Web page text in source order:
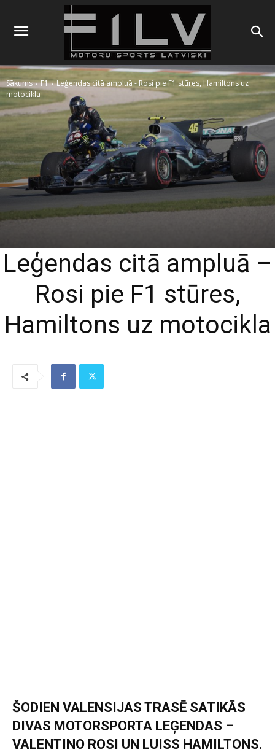
Sākums F1
Leģendas citā ampluā - Rosi pie F1 stūres, Hamiltons uz
motocikla
Leģendas citā ampluā –
Rosi pie F1 stūres,
Hamiltons uz motocikla
ŠODIEN VALENSIJAS TRASĒ SATIKĀS
DIVAS MOTORSPORTA LEĢENDAS –
VALENTINO ROSI UN LUISS HAMILTONS.